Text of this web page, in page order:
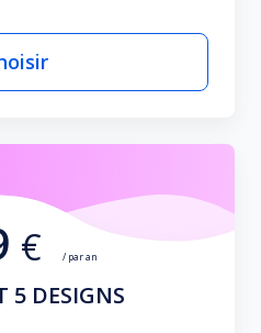
€ / par an
5 DESIGNS